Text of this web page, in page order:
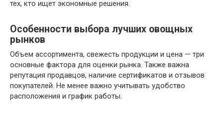
тех, кто ищет экономные решения.
Особенности выбора лучших овощных
рынков
Объем ассортимента, свежесть продукции и цена — три
основные фактора для оценки рынка. Также важна
репутация продавцов, наличие сертификатов и отзывов
покупателей. Не менее важно учитывать удобство
расположения и график работы.